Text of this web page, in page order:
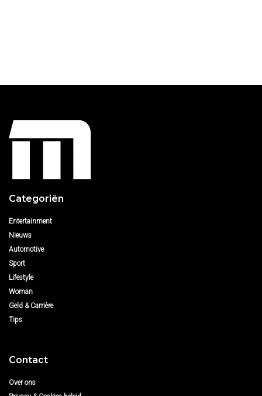
Categoriën
Entertainment
Nieuws
Automotive
Sport
Lifestyle
Woman
Geld & Carrière
Tips
Contact
Over ons